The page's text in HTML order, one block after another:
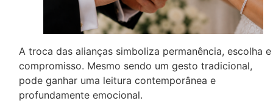
A troca das alianças simboliza permanência, escolha e
compromisso. Mesmo sendo um gesto tradicional,
pode ganhar uma leitura contemporânea e
profundamente emocional.